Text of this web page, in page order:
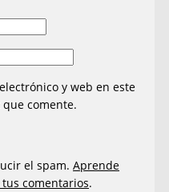
y web en este
comente.
el spam.Aprende
comentarios.